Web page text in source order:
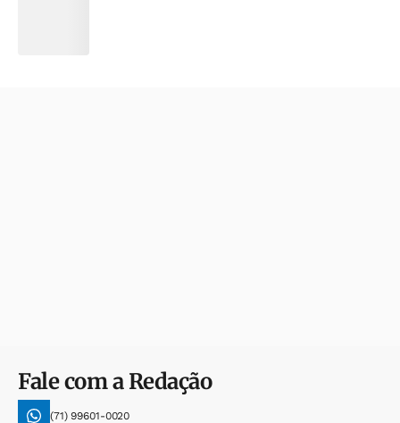
Fale com a Redação
(71) 99601-0020